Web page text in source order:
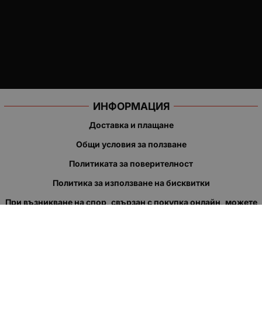
ИНФОРМАЦИЯ
Доставка и плащане
Общи условия за ползване
Политиката за поверителност
Политика за използване на бисквитки
При възникване на спор, свързан с покупка онлайн, можете